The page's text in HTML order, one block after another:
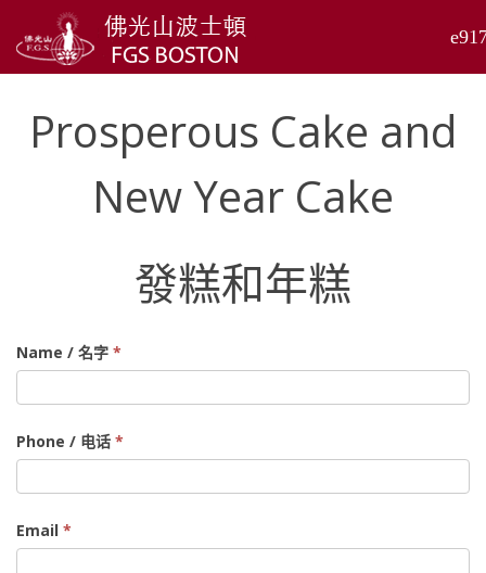
Prosperous Cake and
New Year Cake
發糕和年糕
Properours
Cake
and
New
Year
Cake
/
發
Name / 名字 *
Phone / 电话 *
Email *